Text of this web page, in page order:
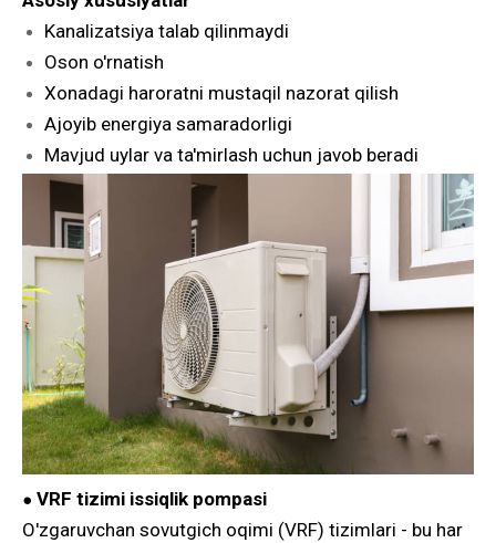
Kanalizatsiya talab qilinmaydi
Oson o'rnatish
Xonadagi haroratni mustaqil nazorat qilish
Ajoyib energiya samaradorligi
Mavjud uylar va ta'mirlash uchun javob beradi
● VRF tizimi issiqlik pompasi
O'zgaruvchan sovutgich oqimi (VRF) tizimlari - bu har